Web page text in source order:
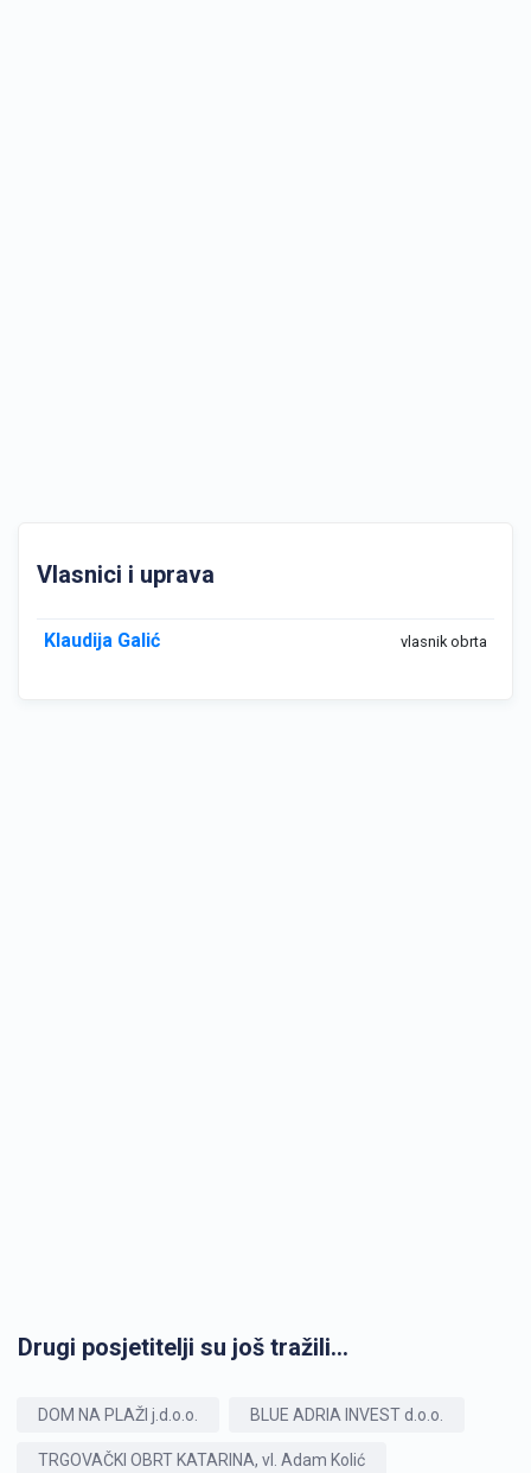
Vlasnici i uprava
Klaudija Galić vlasnik obrta
Drugi posjetitelji su još tražili...
DOM NA PLAŽI j.d.o.o. BLUE ADRIA INVEST d.o.o.
TRGOVAČKI OBRT KATARINA, vl. Adam Kolić